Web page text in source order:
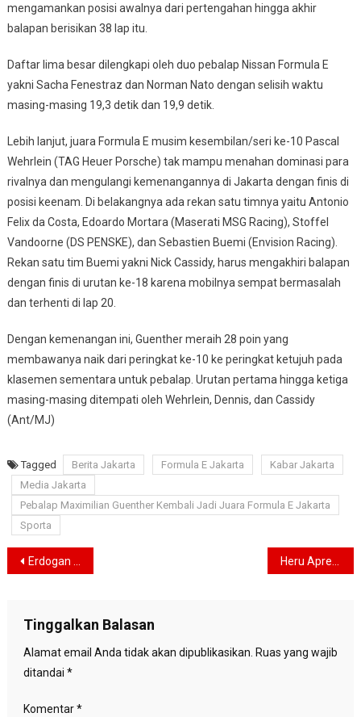
mengamankan posisi awalnya dari pertengahan hingga akhir
balapan berisikan 38 lap itu.
Daftar lima besar dilengkapi oleh duo pebalap Nissan Formula E
yakni Sacha Fenestraz dan Norman Nato dengan selisih waktu
masing-masing 19,3 detik dan 19,9 detik.
Lebih lanjut, juara Formula E musim kesembilan/seri ke-10 Pascal
Wehrlein (TAG Heuer Porsche) tak mampu menahan dominasi para
rivalnya dan mengulangi kemenangannya di Jakarta dengan finis di
posisi keenam. Di belakangnya ada rekan satu timnya yaitu Antonio
Felix da Costa, Edoardo Mortara (Maserati MSG Racing), Stoffel
Vandoorne (DS PENSKE), dan Sebastien Buemi (Envision Racing).
Rekan satu tim Buemi yakni Nick Cassidy, harus mengakhiri balapan
dengan finis di urutan ke-18 karena mobilnya sempat bermasalah
dan terhenti di lap 20.
Dengan kemenangan ini, Guenther meraih 28 poin yang
membawanya naik dari peringkat ke-10 ke peringkat ketujuh pada
klasemen sementara untuk pebalap. Urutan pertama hingga ketiga
masing-masing ditempati oleh Wehrlein, Dennis, dan Cassidy
(Ant/MJ)
Tagged Berita Jakarta Formula E Jakarta
Kabar Jakarta
Media Jakarta
Pebalap Maximilian Guenther Kembali Jadi Juara Formula E Jakarta
Sporta
Navigasi
Erdogan Kembali Terpilih Sebagai Presiden Turkiye
Tinggalkan Balasan
Alamat email Anda tidak akan dipublikasikan. Ruas yang wajib
ditandai *
Komentar*